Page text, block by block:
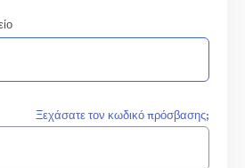
Ξεχάσατε τον κωδικό πρόσβασης;